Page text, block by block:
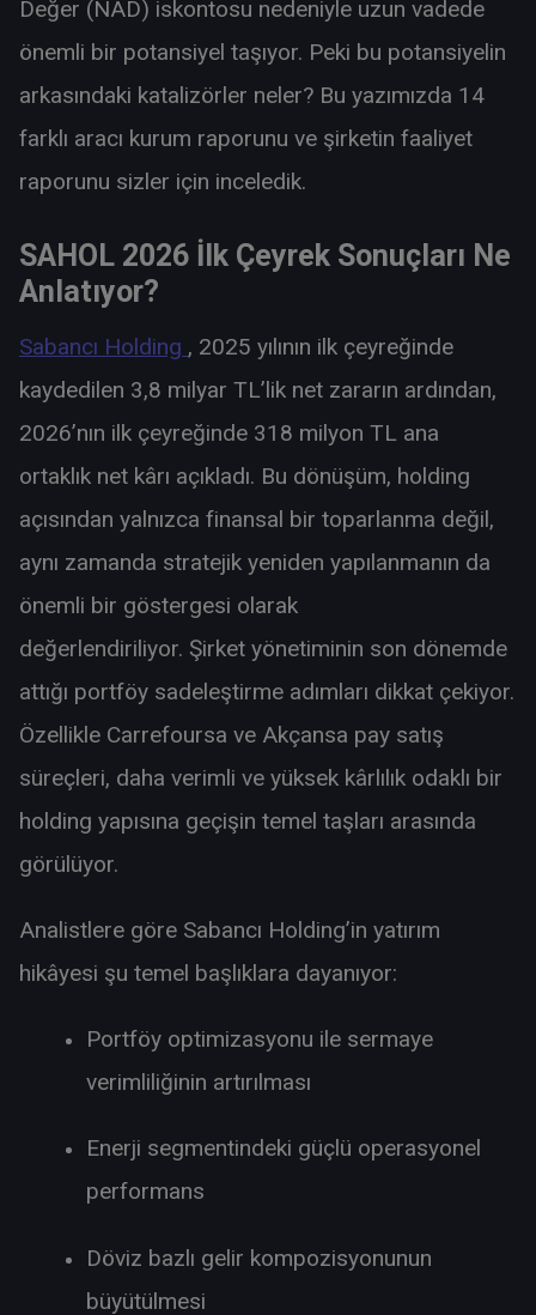
Değer (NAD) iskontosu nedeniyle uzun vadede
önemli bir potansiyel taşıyor. Peki bu potansiyelin
arkasındaki katalizörler neler? Bu yazımızda 14
farklı aracı kurum raporunu ve şirketin faaliyet
raporunu sizler için inceledik.
SAHOL 2026 İlk Çeyrek Sonuçları Ne
Anlatıyor?
Sabancı Holding , 2025 yılının ilk çeyreğinde
kaydedilen 3,8 milyar TL’lik net zararın ardından,
2026’nın ilk çeyreğinde 318 milyon TL ana
ortaklık net kârı açıkladı. Bu dönüşüm, holding
açısından yalnızca finansal bir toparlanma değil,
aynı zamanda stratejik yeniden yapılanmanın da
önemli bir göstergesi olarak
değerlendiriliyor. Şirket yönetiminin son dönemde
attığı portföy sadeleştirme adımları dikkat çekiyor.
Özellikle Carrefoursa ve Akçansa pay satış
süreçleri, daha verimli ve yüksek kârlılık odaklı bir
holding yapısına geçişin temel taşları arasında
görülüyor.
Analistlere göre Sabancı Holding’in yatırım
hikâyesi şu temel başlıklara dayanıyor:
Portföy optimizasyonu ile sermaye
verimliliğinin artırılması
Enerji segmentindeki güçlü operasyonel
performans
Döviz bazlı gelir kompozisyonunun
büyütülmesi